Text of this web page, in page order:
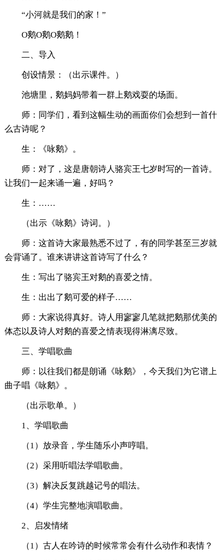
“小河就是我们的家！”
O鹅O鹅O鹅鹅！
二、导入
创设情景：（出示课件。）
池塘里，鹅妈妈带着一群上鹅戏耍的场面。
师：同学们，看到这幅生动的画面你们会想到一首什
么古诗呢？
生：《咏鹅》。
师：对了，这是唐朝诗人骆宾王七岁时写的一首诗。
让我们一起来诵一遍，好吗？
生：……
（出示《咏鹅》诗词。）
师：这首诗大家最熟悉不过了，有的同学甚至三岁就
会背诵了。谁来讲讲这首诗写了什么？
生：写出了骆宾王对鹅的喜爱之情。
生：出出了鹅可爱的样子……
师：大家说得真好。诗人用寥寥几笔就把鹅那优美的
体态以及诗人对鹅的喜爱之情表现得淋漓尽致。
三、学唱歌曲
师：以往我们都是朗诵《咏鹅》，今天我们为它谱上
曲子唱《咏鹅》。
（出示歌单。）
1、学唱歌曲
（1）放录音，学生随乐小声哼唱。
（2）采用听唱法学唱歌曲。
（3）解决反复跳越记号的唱法。
（4）学生完整地演唱歌曲。
2、启发情绪
（1）古人在吟诗的时候常常会有什么动作和表情？